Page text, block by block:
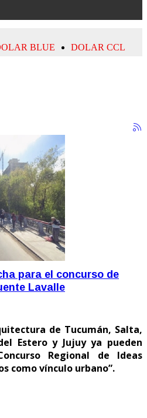
para el concurso de
Lavalle
de Tucumán, Salta,
Estero y Jujuy ya pueden
Regional de Ideas
como vínculo urbano”.